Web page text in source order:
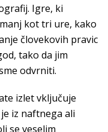
Igre, ki
kot tri ure, kako
človekovih pravic
tako da jim
odvrniti.
izlet vključuje
iz naftnega ali
se veselim